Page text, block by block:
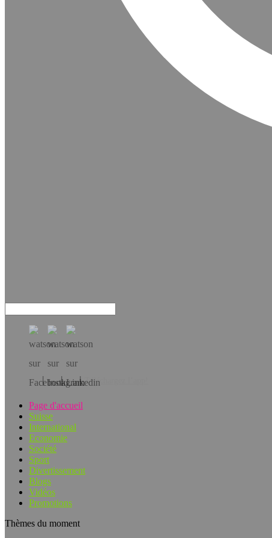
Téléchargez l’app!
Page d'accueil
Suisse
International
Economie
Société
Sport
Divertissement
Blogs
Vidéos
Promotions
Thèmes du moment